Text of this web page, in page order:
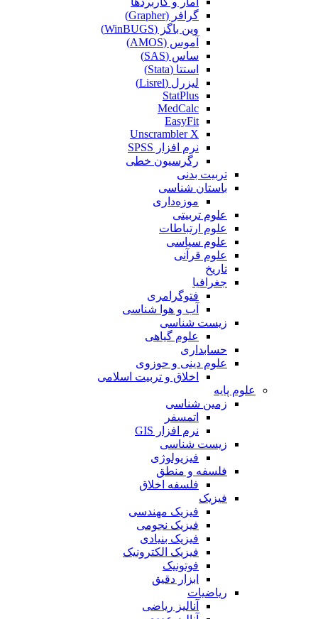
گرافر (Grapher)
وین باگز (WinBUGS)
آموس (AMOS)
ساس (SAS)
استتا (Stata)
لیزرل (Lisrel)
StatPlus
MedCalc
EasyFit
Unscrambler X
نرم افزار SPSS
رگرسیون خطی
تربیت بدنی
باستان شناسی
موزه‌داری
علوم تربیتی
علوم ارتباطات
علوم سیاسی
علوم قرآنی
تاریخ
جغرافیا
فتوگرامری
آب و هوا شناسی
زیست شناسی
علوم گیاهی
حسابداری
علوم دینی و حوزوی
اخلاق و تربیت اسلامی
علوم پایه
زمین شناسی
اتمسفر
نرم افزار GIS
زیست شناسی
فیزیولوژی
فلسفه و منطق
فلسفه اخلاق
فیزیک
فیزیک مهندسی
فیزیک نجومی
فیزیک بنیادی
فیزیک الکترونیک
فوتونیک
ابزار دقیق
ریاضیات
آنالیز ریاضی